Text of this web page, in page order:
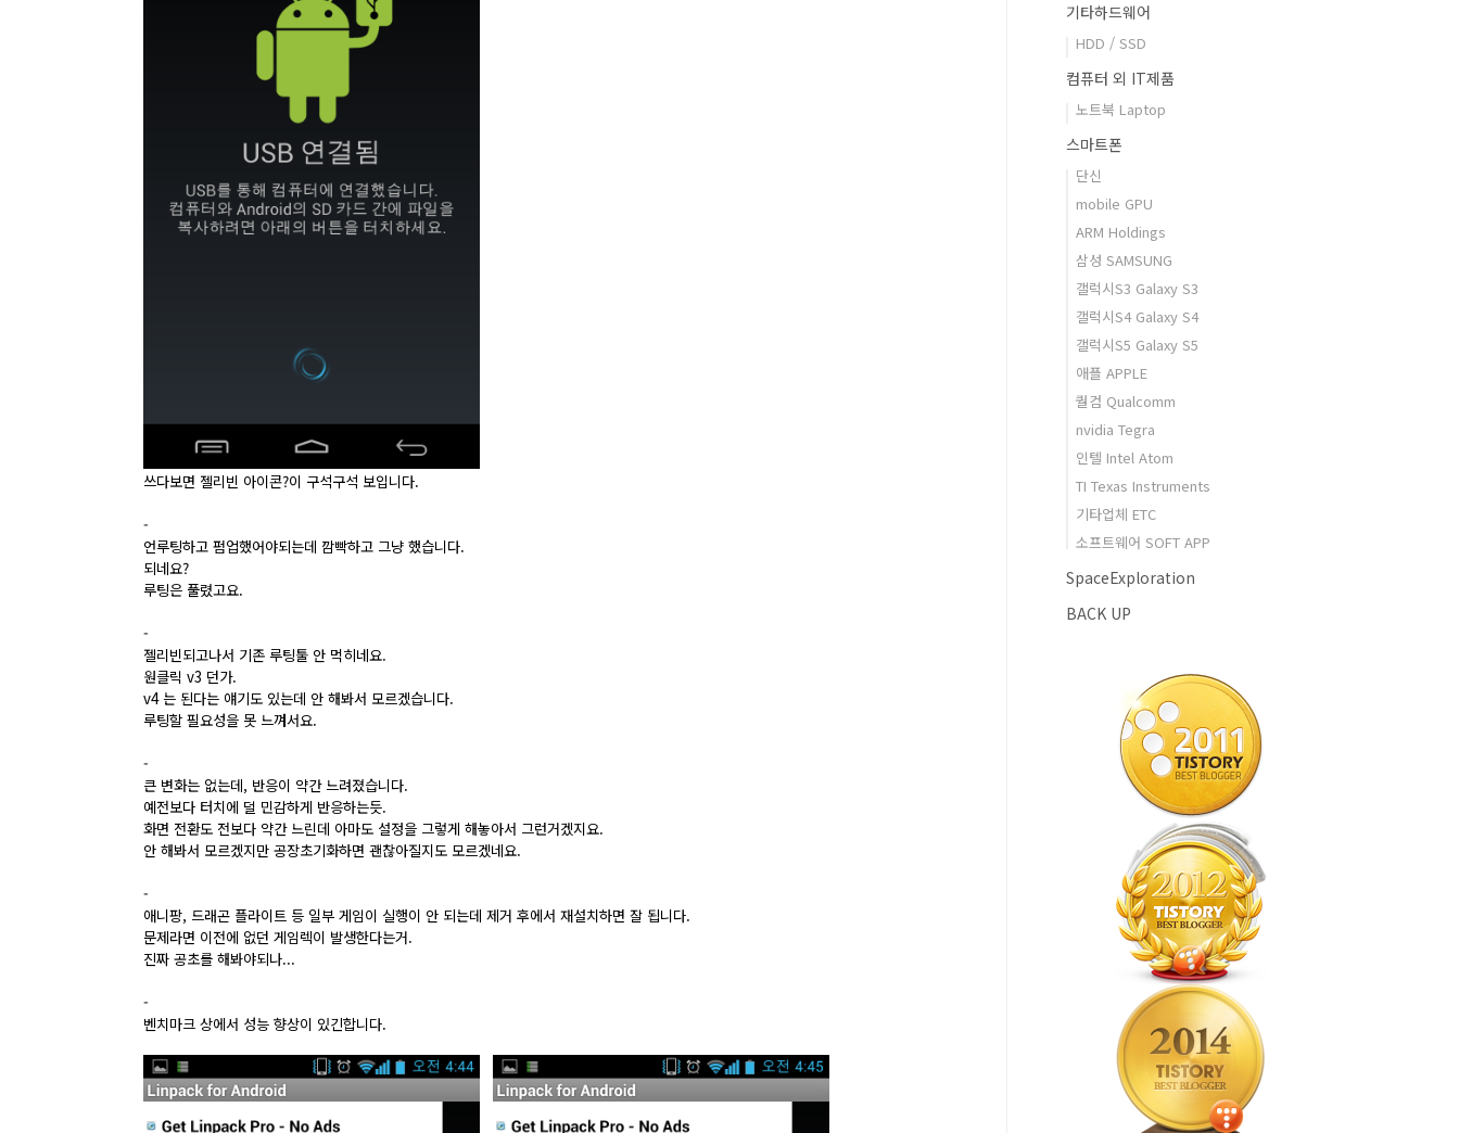
쓰다보면 젤리빈 아이콘?이 구석구석 보입니다.
-
언루팅하고 펌업했어야되는데 깜빡하고 그냥 했습니다.
되네요?
루팅은 풀렸고요.
-
젤리빈되고나서 기존 루팅툴 안 먹히네요.
원클릭 v3 던가.
v4 는 된다는 얘기도 있는데 안 해봐서 모르겠습니다.
루팅할 필요성을 못 느껴서요.
-
큰 변화는 없는데, 반응이 약간 느려졌습니다.
예전보다 터치에 덜 민감하게 반응하는듯.
화면 전환도 전보다 약간 느린데 아마도 설정을 그렇게 해놓아서 그런거겠지요.
안 해봐서 모르겠지만 공장초기화하면 괜찮아질지도 모르겠네요.
-
애니팡, 드래곤 플라이트 등 일부 게임이 실행이 안 되는데 제거 후에서 재설치하면 잘 됩니다.
문제라면 이전에 없던 게임렉이 발생한다는거.
진짜 공초를 해봐야되나...
-
벤치마크 상에서 성능 향상이 있긴합니다.
기타하드웨어
HDD / SSD
컴퓨터 외 IT제품
노트북 Laptop
스마트폰
단신
mobile GPU
ARM Holdings
삼성 SAMSUNG
갤럭시S3 Galaxy S3
갤럭시S4 Galaxy S4
갤럭시S5 Galaxy S5
애플 APPLE
퀄컴 Qualcomm
nvidia Tegra
인텔 Intel Atom
TI Texas Instruments
기타업체 ETC
소프트웨어 SOFT APP
SpaceExploration
BACK UP